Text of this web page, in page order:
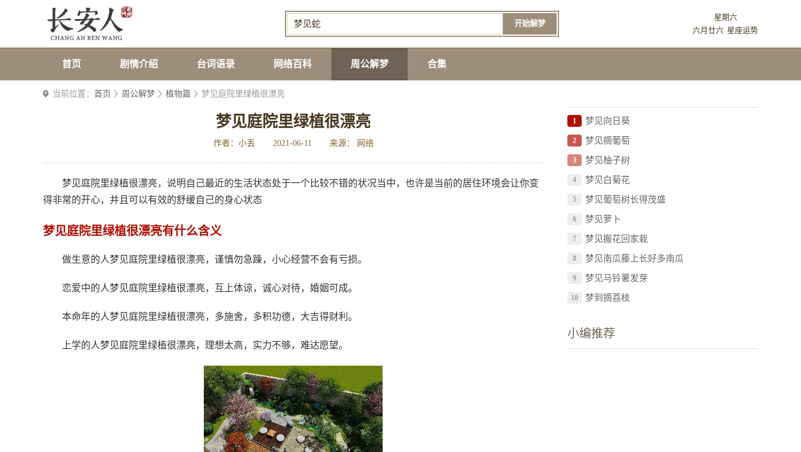
开始解梦
星期六
六月廿六 星座运势
首页 剧情介绍 台词语录 网络百科 周公解梦 合集
当前位置： 首页 周公解梦 植物篇 梦见庭院里绿植很漂亮
梦见庭院里绿植很漂亮
作者：小丢 2021-06-11 来源： 网络
梦见庭院里绿植很漂亮，说明自己最近的生活状态处于一个比较不错的状况当中，也许是当前的居住环境会让你变
得非常的开心，并且可以有效的舒缓自己的身心状态
梦见庭院里绿植很漂亮有什么含义
做生意的人梦见庭院里绿植很漂亮，谨慎勿急躁，小心经营不会有亏损。
恋爱中的人梦见庭院里绿植很漂亮，互上体谅，诚心对待，婚姻可成。
本命年的人梦见庭院里绿植很漂亮，多施舍，多积功德，大吉得财利。
上学的人梦见庭院里绿植很漂亮，理想太高，实力不够，难达愿望。
1 梦见向日葵
2 梦见摘葡萄
3 梦见柚子树
4 梦见白菊花
5 梦见葡萄树长得茂盛
6 梦见萝卜
7 梦见搬花回家栽
8 梦见南瓜藤上长好多南瓜
9 梦见马铃薯发芽
10 梦到摘荔枝
小编推荐